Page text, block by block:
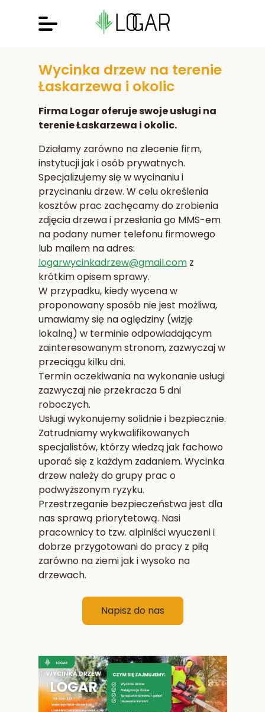
Wycinka drzew na terenie
Łaskarzewa i okolic
Firma Logar oferuje swoje usługi na
terenie Łaskarzewa i okolic.
Działamy zarówno na zlecenie firm,
instytucji jak i osób prywatnych.
Specjalizujemy się w wycinaniu i
przycinaniu drzew. W celu określenia
kosztów prac zachęcamy do zrobienia
zdjęcia drzewa i przesłania go MMS-em
na podany numer telefonu firmowego
lub mailem na adres:
logarwycinkadrzew@gmail.comz
krótkim opisem sprawy.
W przypadku, kiedy wycena w
proponowany sposób nie jest możliwa,
umawiamy się na oględziny (wizję
lokalną) w terminie odpowiadającym
zainteresowanym stronom, zazwyczaj w
przeciągu kilku dni.
Termin oczekiwania na wykonanie usługi
zazwyczaj nie przekracza 5 dni
roboczych.
Usługi wykonujemy solidnie i bezpiecznie.
Zatrudniamy wykwalifikowanych
specjalistów, którzy wiedzą jak fachowo
uporać się z każdym zadaniem. Wycinka
drzew należy do grupy prac o
podwyższonym ryzyku.
Przestrzeganie bezpieczeństwa jest dla
nas sprawą priorytetową. Nasi
pracownicy to tzw. alpiniści wyuczeni i
dobrze przygotowani do pracy z piłą
zarówno na ziemi jak i wysoko na
drzewach.
Napisz do nas